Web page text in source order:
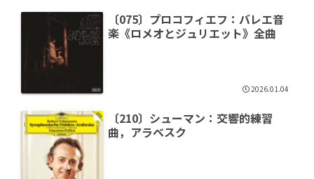
〔075〕プロコフィエフ：バレエ音
楽《ロメオとジュリエット》全曲
2026.01.04
〔210〕シューマン：交響的練習
曲，アラベスク